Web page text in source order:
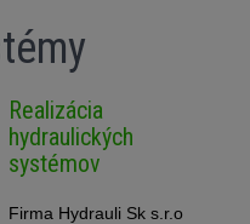
Realizácia
hydraulických
systémov
Firma Hydrauli Sk s.r.o